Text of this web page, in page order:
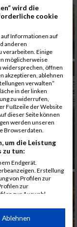
MUD RACE
Viennathlon
MUD RACE
wird die
cookie
Informationen auf
anderen
verarbeiten. Einige
möglicherweise
widersprechen, öffnen
akzeptieren, ablehnen
verwalten“
in der linken
zu widerrufen,
Fußzeile der Website
dieser Seite können
werden unseren
Browserdaten.
um die Leistung
zu tun:
Endgerät.
Erstellung
von Profilen zur
zur
zur Auswahl
Statistiken oder
Entwicklung und
Ablehnen